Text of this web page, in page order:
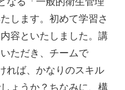
します。初めて学習さ
容といたしました。講
ただき、チームで
れば、かなりのスキル
ょうか？ちなみに、構